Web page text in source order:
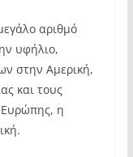
αριθμό
υφήλιο,
στην Αμερική,
και τους
Ευρώπης, η